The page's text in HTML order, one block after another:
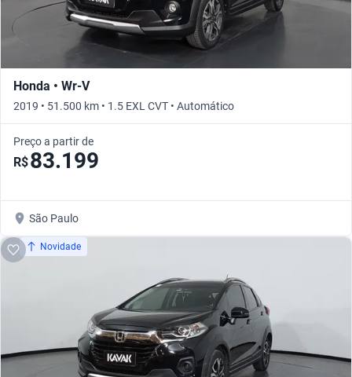
Honda • Wr-V
2019 • 51.500 km • 1.5 EXL CVT • Automático
Preço a partir de
R$83.199
São Paulo
Novidade